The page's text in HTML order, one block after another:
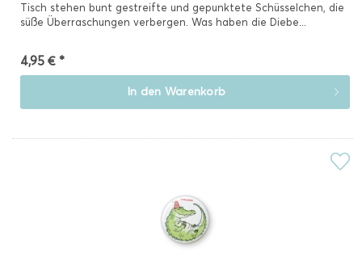
Tisch stehen bunt gestreifte und gepunktete Schüsselchen, die
süße Überraschungen verbergen. Was haben die Diebe...
4,95 € *
In den Warenkorb